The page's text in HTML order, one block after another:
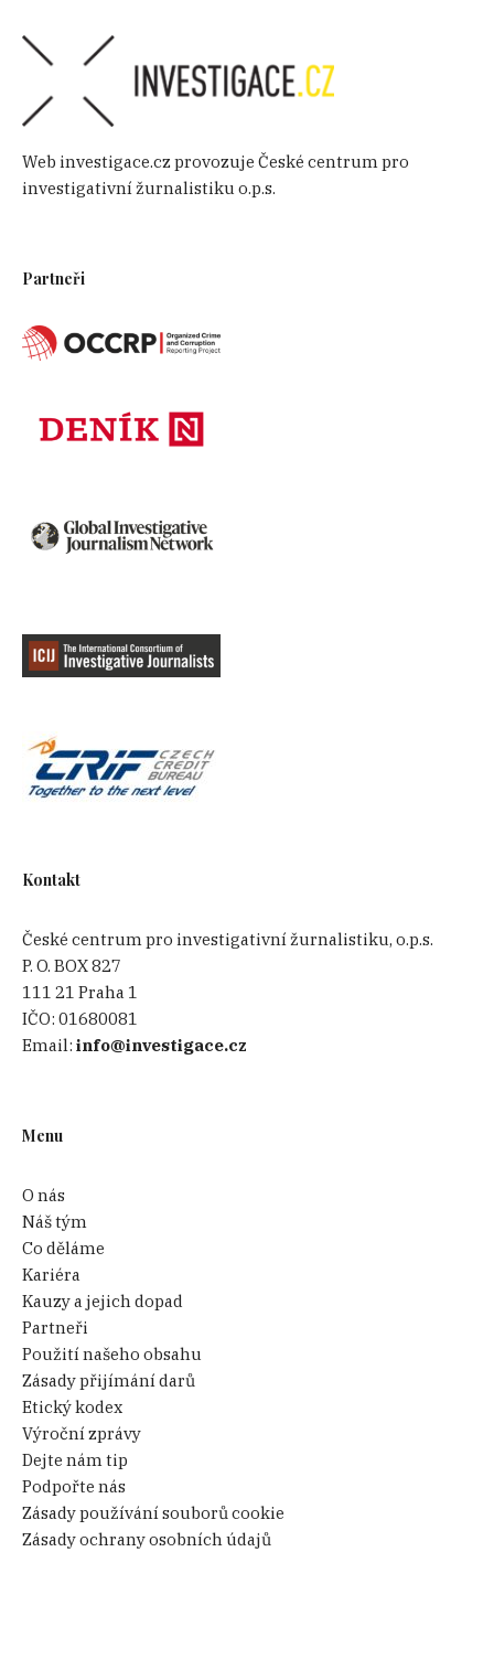
Web investigace.cz provozuje České centrum pro
investigativní žurnalistiku o.p.s.
Partneři
Kontakt
České centrum pro investigativní žurnalistiku, o.p.s.
P. O. BOX 827
111 21 Praha 1
IČO:01680081
Email:info@investigace.cz
Menu
O nás
Náš tým
Co děláme
Kariéra
Kauzy a jejich dopad
Partneři
Použití našeho obsahu
Zásady přijímání darů
Etický kodex
Výroční zprávy
Dejte nám tip
Podpořte nás
Zásady používání souborů cookie
Zásady ochrany osobních údajů